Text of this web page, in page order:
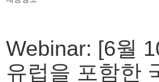
Webinar: [6월
유럽을 포함한